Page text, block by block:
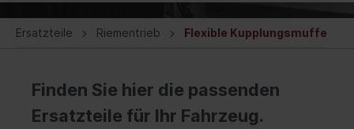
Ersatzteile Riementrieb Flexible Kupplungsmuffe
Finden Sie hier die passenden
Ersatzteile für Ihr Fahrzeug.